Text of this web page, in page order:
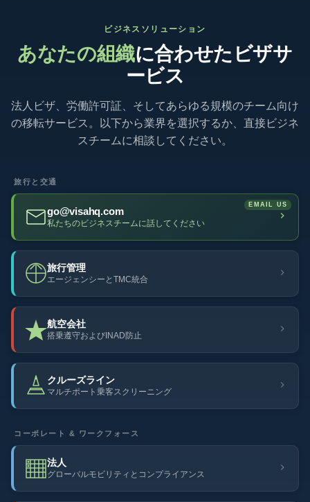
ビジネスソリューション
あなたの組織に合わせたビザサ
ービス
法人ビザ、労働許可証、そしてあらゆる規模のチーム向け
の移転サービス。以下から業界を選択するか、直接ビジネ
スチームに相談してください。
旅行と交通
go@visahq.com
私たちのビジネスチームに話してください
旅行管理
エージェンシーとTMC統合
航空会社
搭乗遵守およびINAD防止
クルーズライン
マルチポート乗客スクリーニング
コーポレート & ワークフォース
法人
グローバルモビリティとコンプライアンス